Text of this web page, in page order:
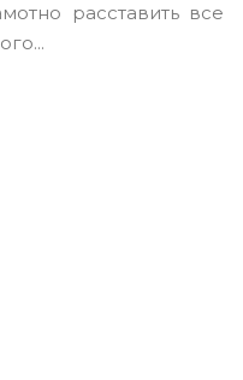
расставить все